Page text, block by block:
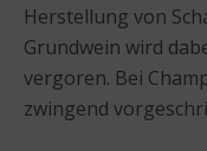
Herstellung von
Grundwein wird
vergoren. Bei
zwingend